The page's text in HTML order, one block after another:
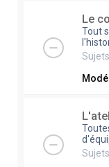
Le
Tout